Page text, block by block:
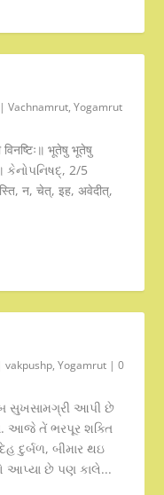
|Vachnamrut,Yogamrut
भूतेषु भूतेषु
કેનોપનિષદ્, 2/5
न, चेत्, इह, अवेदीत्,
|vakpushp,Yogamrut |0
સુખસામગ્રી આપી છે
આજે તેં ભરપૂર શક્તિ
દુર્બળ, બીમાર થઇ
છે પણ કાલે...